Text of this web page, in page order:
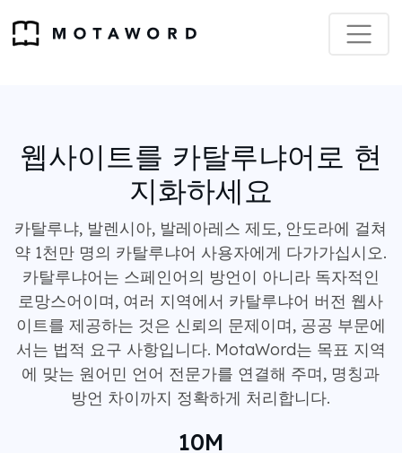
웹사이트를 카탈루냐어로 현
지화하세요
카탈루냐, 발렌시아, 발레아레스 제도, 안도라에 걸쳐
약 1천만 명의 카탈루냐어 사용자에게 다가가십시오.
카탈루냐어는 스페인어의 방언이 아니라 독자적인
로망스어이며, 여러 지역에서 카탈루냐어 버전 웹사
이트를 제공하는 것은 신뢰의 문제이며, 공공 부문에
서는 법적 요구 사항입니다. MotaWord는 목표 지역
에 맞는 원어민 언어 전문가를 연결해 주며, 명칭과
방언 차이까지 정확하게 처리합니다.
10M